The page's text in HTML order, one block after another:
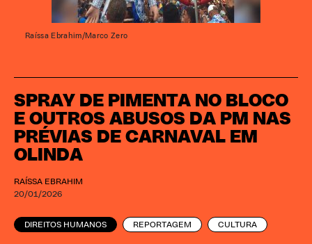
SPRAY DE PIMENTA NO BLOCO
E OUTROS ABUSOS DA PM NAS
PRÉVIAS DE CARNAVAL EM
OLINDA
RAÍSSA EBRAHIM
20/01/2026
DIREITOS HUMANOS REPORTAGEM CULTURA
Raíssa Ebrahim/Marco Zero